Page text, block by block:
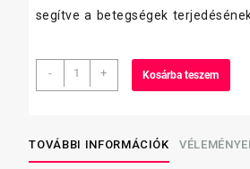
segítve a betegségek
-
RIA
felület-
L
mennyiség
+ Kosárba teszem
TOVÁBBI INFORMÁCIÓK